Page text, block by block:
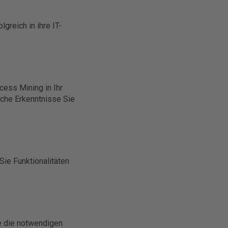
in ihre IT-
Mining in Ihr
Erkenntnisse Sie
Funktionalitäten
die notwendigen